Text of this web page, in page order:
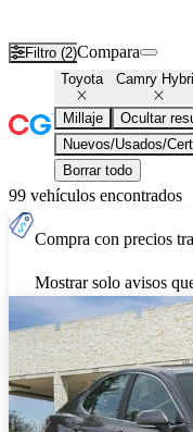
Filtro (2)Compara
Toyota Camry
Millaje
Ocultar
Nuevos/Usados/
Borrar todo
99 vehículos encontrados
Compra con precios
Mostrar solo avisos